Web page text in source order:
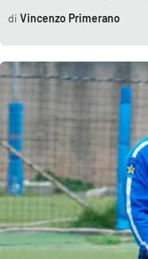
Parchi Marini
Leggendo Alvaro
Imprese Di Calabria
Le perfidie di
Venti di
STREAMING
Vincenzo Primerano